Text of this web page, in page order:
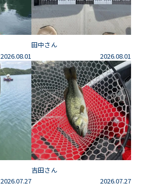
2026.08.01
田中さん
2026.08.01
2026.07.27
吉田さん
2026.07.27